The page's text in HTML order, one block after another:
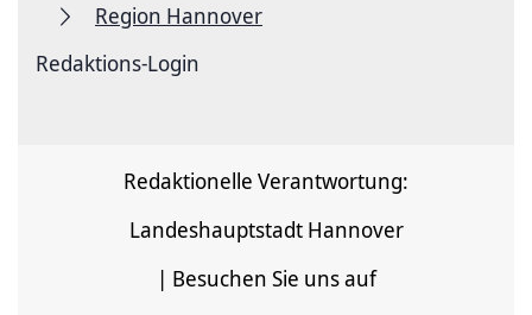
Region Hannover
Redaktions-Login
Redaktionelle Verantwortung:
Landeshauptstadt Hannover
| Besuchen Sie uns auf